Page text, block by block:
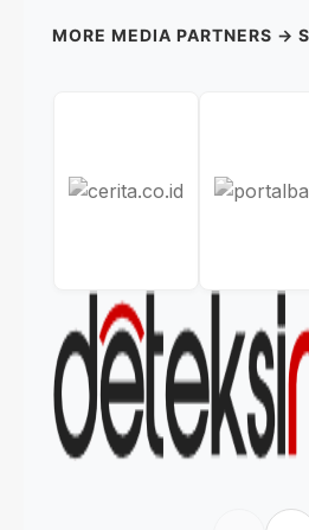
MORE MEDIA PARTNERS →